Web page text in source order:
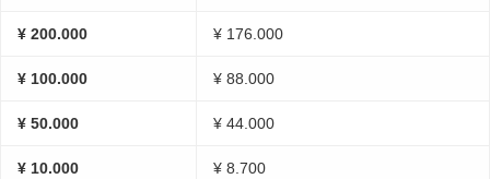
¥ 200.000 ¥ 176.000
¥ 100.000 ¥ 88.000
¥ 50.000 ¥ 44.000
¥ 10.000 ¥ 8.700